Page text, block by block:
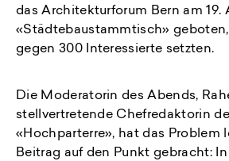
das Architekturforum Bern am 19.
«Städtebaustammtisch»
gegen 300 Interessierte setzten.
Die Moderatorin des Abends,
stellvertretende Chefredaktorin
«Hochparterre», hat das Problem
Beitrag auf den Punkt gebracht: In